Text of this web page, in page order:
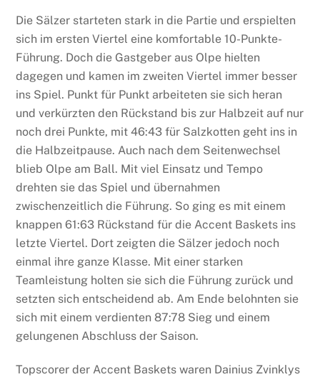
Die Sälzer starteten stark in die Partie und erspielten
sich im ersten Viertel eine komfortable 10-Punkte-
Führung. Doch die Gastgeber aus Olpe hielten
dagegen und kamen im zweiten Viertel immer besser
ins Spiel. Punkt für Punkt arbeiteten sie sich heran
und verkürzten den Rückstand bis zur Halbzeit auf nur
noch drei Punkte, mit 46:43 für Salzkotten geht ins in
die Halbzeitpause. Auch nach dem Seitenwechsel
blieb Olpe am Ball. Mit viel Einsatz und Tempo
drehten sie das Spiel und übernahmen
zwischenzeitlich die Führung. So ging es mit einem
knappen 61:63 Rückstand für die Accent Baskets ins
letzte Viertel. Dort zeigten die Sälzer jedoch noch
einmal ihre ganze Klasse. Mit einer starken
Teamleistung holten sie sich die Führung zurück und
setzten sich entscheidend ab. Am Ende belohnten sie
sich mit einem verdienten 87:78 Sieg und einem
gelungenen Abschluss der Saison.
Topscorer der Accent Baskets waren Dainius Zvinklys